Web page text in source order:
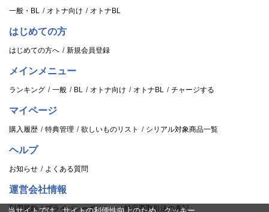
一般・BL オトナ向け オトナBL
はじめての方
はじめての方へ 新規会員登録
メインメニュー
ランキング 一般 BL オトナ向け オトナBL チャージする
マイページ
購入履歴 特典管理 欲しいものリスト シリアル対象商品一覧
ヘルプ
お知らせ よくある質問
運営会社情報
利用規約 プライバシーポリシー 特定商取引法の表記